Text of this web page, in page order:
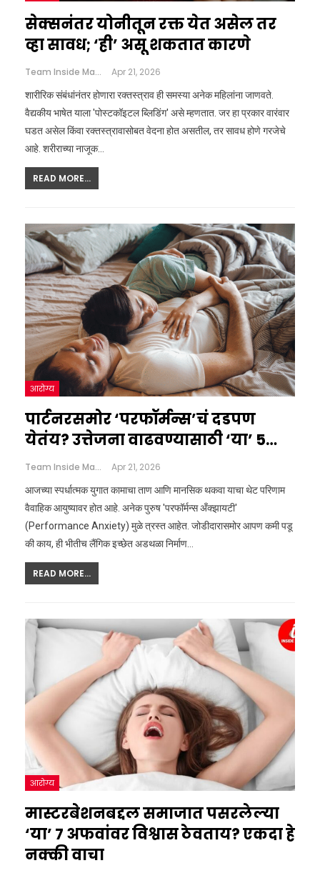
सेक्सनंतर योनीतून रक्त येत असेल तर
व्हा सावध; ‘ही’ असू शकतात कारणे
Team Inside Marathi Apr 21, 2026
शारीरिक संबंधांनंतर होणारा रक्तस्त्राव ही समस्या अनेक महिलांना जाणवते.
वैद्यकीय भाषेत याला 'पोस्टकॉइटल ब्लिडिंग' असे म्हणतात. जर हा प्रकार वारंवार
घडत असेल किंवा रक्तस्त्रावासोबत वेदना होत असतील, तर सावध होणे गरजेचे
आहे. शरीराच्या नाजूक…
READ MORE...
आरोग्य
पार्टनरसमोर ‘परफॉर्मन्स’चं दडपण
येतंय? उत्तेजना वाढवण्यासाठी ‘या’ 5…
Team Inside Marathi Apr 21, 2026
आजच्या स्पर्धात्मक युगात कामाचा ताण आणि मानसिक थकवा याचा थेट परिणाम
वैवाहिक आयुष्यावर होत आहे. अनेक पुरुष 'परफॉर्मन्स अँक्झायटी'
(Performance Anxiety) मुळे त्रस्त आहेत. जोडीदारासमोर आपण कमी पडू
की काय, ही भीतीच लैंगिक इच्छेत अडथळा निर्माण…
READ MORE...
आरोग्य
मास्टरबेशनबद्दल समाजात पसरलेल्या
‘या’ 7 अफवांवर विश्वास ठेवताय? एकदा हे
नक्की वाचा